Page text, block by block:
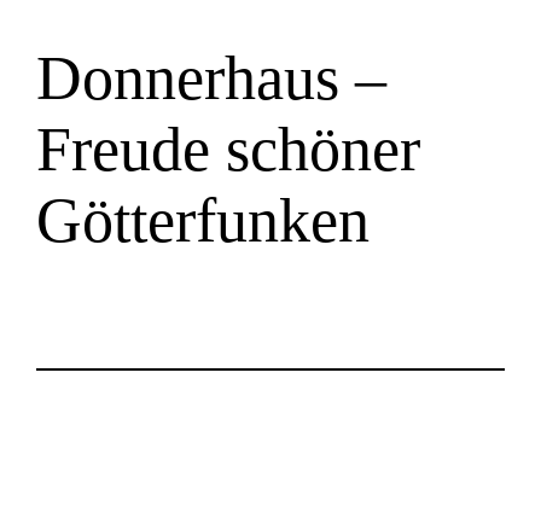
Zum
Inhalt
springen
Donnerhaus –
Freude schöner
Götterfunken